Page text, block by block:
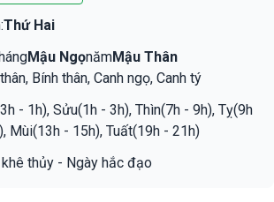
Thứ Hai
Mậu NgọnămMậu Thân
Bính thân, Canh ngọ, Canh tý
- 1h), Sửu(1h - 3h), Thìn(7h - 9h), Tỵ(9h
Mùi(13h - 15h), Tuất(19h - 21h)
thủy - Ngày hắc đạo